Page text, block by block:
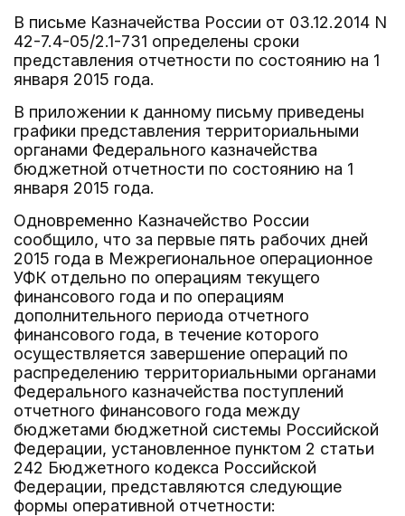
В письме Казначейства России от 03.12.2014 N
42-7.4-05/2.1-731 определены сроки
представления отчетности по состоянию на 1
января 2015 года.
В приложении к данному письму приведены
графики представления территориальными
органами Федерального казначейства
бюджетной отчетности по состоянию на 1
января 2015 года.
Одновременно Казначейство России
сообщило, что за первые пять рабочих дней
2015 года в Межрегиональное операционное
УФК отдельно по операциям текущего
финансового года и по операциям
дополнительного периода отчетного
финансового года, в течение которого
осуществляется завершение операций по
распределению территориальными органами
Федерального казначейства поступлений
отчетного финансового года между
бюджетами бюджетной системы Российской
Федерации, установленное пунктом 2 статьи
242 Бюджетного кодекса Российской
Федерации, представляются следующие
формы оперативной отчетности: